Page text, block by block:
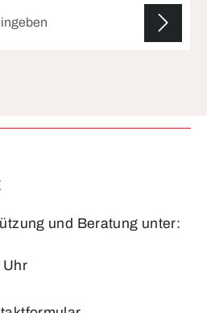
und Beratung unter:
Uhr